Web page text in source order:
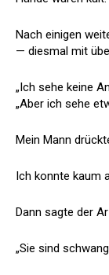
Nach einigen
— diesmal mit
„Ich sehe keine
„Aber ich sehe
Mein Mann
Ich konnte kaum
Dann sagte der
„Sie sind